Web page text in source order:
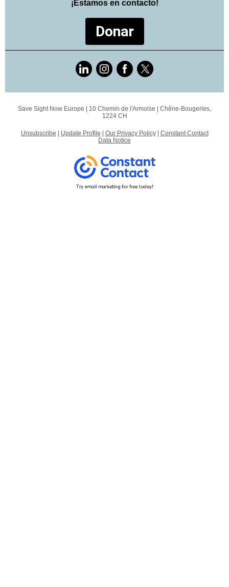
¡Estamos en contacto!
Donar
Save Sight Now Europe | 10 Chemin de l'Armoise
Chêne-Bougeries,
1224 CH
Unsubscribe Update Profile Our Privacy Policy| Constant Contact
Data Notice